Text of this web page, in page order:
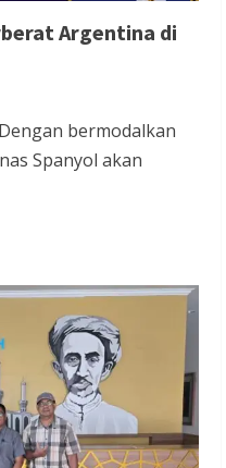
Argentina di
Dengan bermodalkan
Spanyol akan